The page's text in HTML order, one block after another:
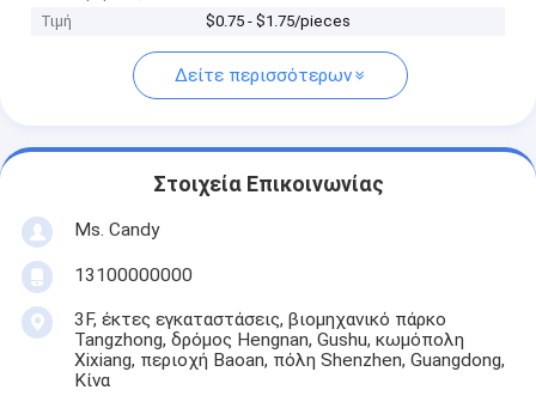
Τιμή $0.75 - $1.75/pieces
Δείτε περισσότερων
Στοιχεία Επικοινωνίας
Ms. Candy
13100000000
3F, έκτες εγκαταστάσεις, βιομηχανικό πάρκο
Tangzhong, δρόμος Hengnan, Gushu, κωμόπολη
Xixiang, περιοχή Baoan, πόλη Shenzhen, Guangdong,
Κίνα